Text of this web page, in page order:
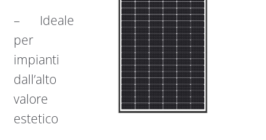
– Ideale
per
impianti
dall’alto
valore
estetico